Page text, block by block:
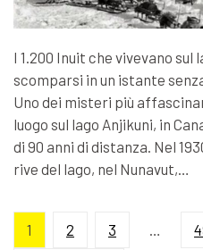
I 1.200 Inuit che vivevano sul
scomparsi in un istante
Uno dei misteri più
luogo sul lago Anjikuni, in
di 90 anni di distanza. Nel
rive del lago, nel Nunavut,…
1 2 3